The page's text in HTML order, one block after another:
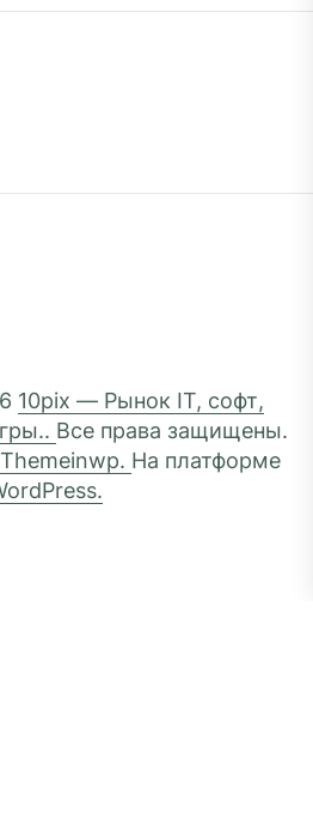
10pix — Рынок IT, софт,
Все права защищены.
Themeinwp. На платформе